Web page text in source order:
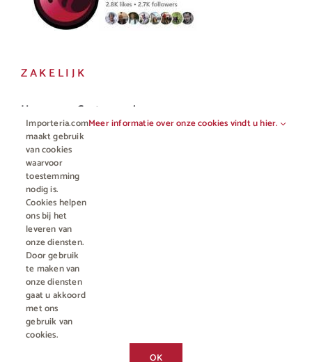
ZAKELIJK
Horeca en Gastronomie
Vakhandel
© Copyright 2012 - 2023 • All rights reserved |
Kamer van Koophandel nummer 76959066
BTW en excl. €4,95 verzendkosten voor orders minder dan €50
Geniet, maar drink met mate, geen 18? Geen alcohol.
Importeria.com
maakt gebruik
van cookies
waarvoor
toestemming
nodig is.
Cookies helpen
ons bij het
leveren van
onze diensten.
Door gebruik
te maken van
onze diensten
gaat u akkoord
met ons
gebruik van
cookies.
Meer informatie over onze cookies vindt u hier.
OK